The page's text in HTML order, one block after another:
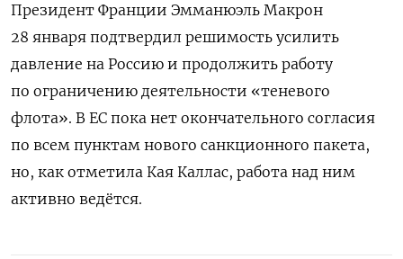
Президент Франции Эмманюэль Макрон
28 января подтвердил решимость усилить
давление на Россию и продолжить работу
по ограничению деятельности «теневого
флота». В ЕС пока нет окончательного согласия
по всем пунктам нового санкционного пакета,
но, как отметила Кая Каллас, работа над ним
активно ведётся.